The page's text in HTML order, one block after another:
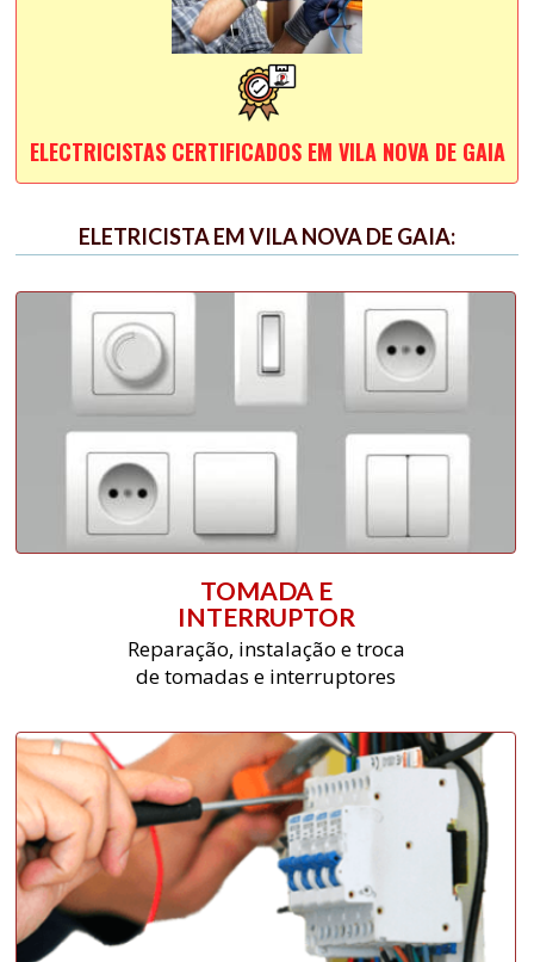
ELECTRICISTAS CERTIFICADOS EM VILA NOVA DE GAIA
ELETRICISTA EM VILA NOVA DE GAIA:
TOMADA E
INTERRUPTOR
Reparação, instalação e troca
de tomadas e interruptores